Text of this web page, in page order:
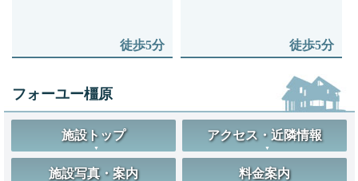
徒歩5分 徒歩5分
フォーユー橿原
施設トップ アクセス・近隣情報
施設写真・案内 料金案内